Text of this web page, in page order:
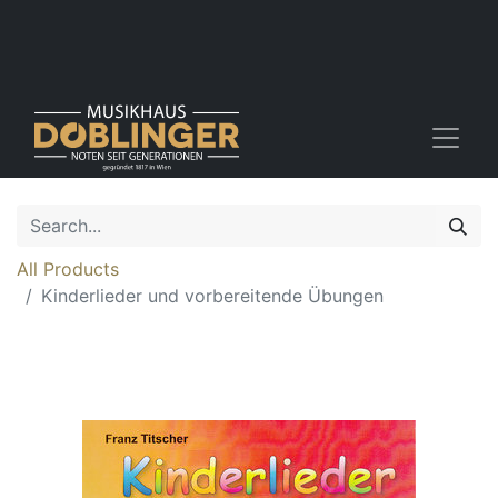
All Products
Kinderlieder und vorbereitende Übungen